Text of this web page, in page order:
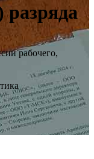
разряда
рабочего,